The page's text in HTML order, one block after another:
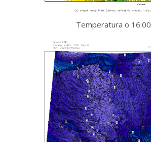
Temperatura o 16.00